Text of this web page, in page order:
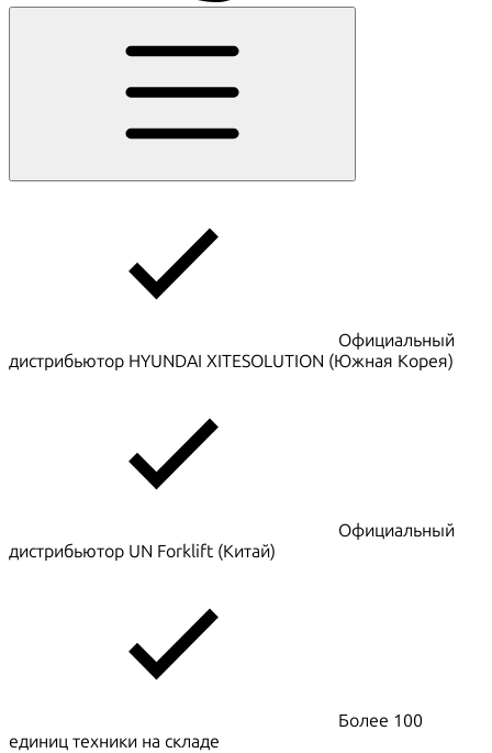
Официальный
дистрибьютор HYUNDAI XITESOLUTION (Южная Корея)
Официальный
дистрибьютор UN Forklift (Китай)
Более 100
единиц техники на складе